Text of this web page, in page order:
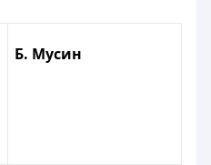
Б. Мусин